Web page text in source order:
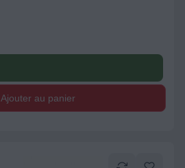
au panier